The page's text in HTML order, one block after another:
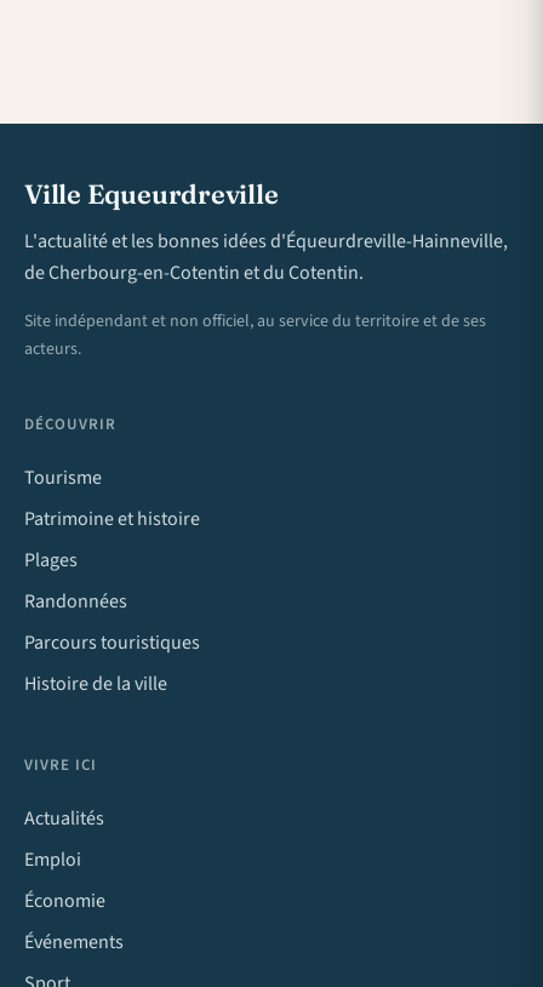
Ville Equeurdreville
L'actualité et les bonnes idées d'Équeurdreville-Hainneville,
de Cherbourg-en-Cotentin et du Cotentin.
Site indépendant et non officiel, au service du territoire et de ses
acteurs.
DÉCOUVRIR
Tourisme
Patrimoine et histoire
Plages
Randonnées
Parcours touristiques
Histoire de la ville
VIVRE ICI
Actualités
Emploi
Économie
Événements